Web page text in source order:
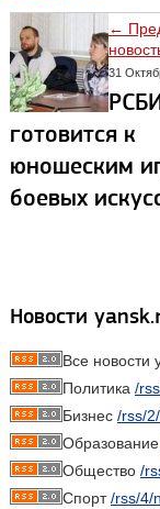
←
31
готовится к
юношеским
боевых
Новости
Все новости
Политика /
Бизнес /rss/
Образование
Общество /
Спорт/rss/4/